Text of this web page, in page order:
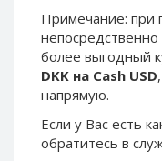
Примечание: при
более выгодный
DKK на Cash USD
напрямую.
Если у Вас есть
обратитесь в
Paxum EUR
Epay USD
Epay EUR
Phone Balance RUB
Phone Balance UAH
Phone Balance AMD